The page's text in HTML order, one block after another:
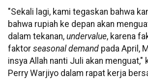
"Sekali lagi, kami tegaskan bahwa
bahwa rupiah ke depan akan
dalam tekanan, undervalue, karena
faktor seasonal demand pada April,
insya Allah nanti Juli akan menguat,"
Perry Warjiyo dalam rapat kerja